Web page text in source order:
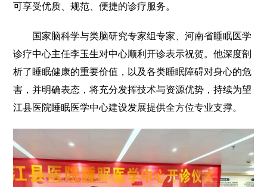
可享受优质、规范、便捷的诊疗服务。
国家脑科学与类脑研究专家组专家、河南省睡眠医学
诊疗中心主任李玉生对中心顺利开诊表示祝贺。他深度剖
析了睡眠健康的重要价值，以及各类睡眠障碍对身心的危
害，并明确表态，将充分发挥技术与资源优势，持续为望
江县医院睡眠医学中心建设发展提供全方位专业支撑。